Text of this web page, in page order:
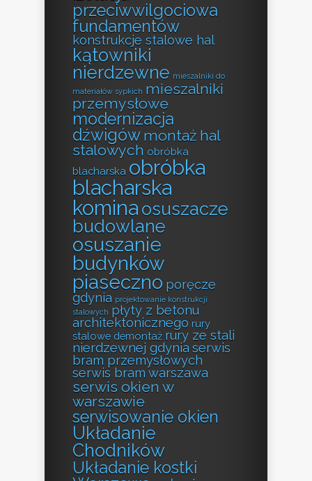
przeciwwilgociowa
fundamentów
konstrukcje stalowe hal
kątowniki
nierdzewne mieszalniki do
materiałów sypkich mieszalniki
przemysłowe
modernizacja
dźwigów montaż hal
stalowych obróbka
blacharska obróbka
blacharska
komina osuszacze
budowlane
osuszanie
budynków
piaseczno poręcze
gdynia projektowanie konstrukcji
stalowych płyty z betonu
architektonicznego rury
stalowe demontaż rury ze stali
nierdzewnej gdynia serwis
bram przemysłowych
serwis bram warszawa
serwis okien w
warszawie
serwisowanie okien
Układanie
Chodników
Układanie kostki